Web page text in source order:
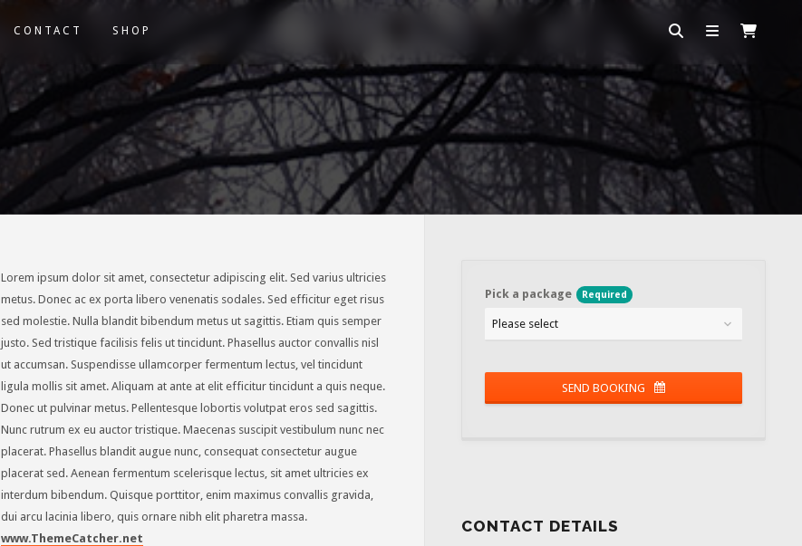
CONTACT SHOP
Lorem ipsum dolor sit amet, consectetur adipiscing elit. Sed varius ultricies
metus. Donec ac ex porta libero venenatis sodales. Sed efficitur eget risus
sed molestie. Nulla blandit bibendum metus ut sagittis. Etiam quis semper
justo. Sed tristique facilisis felis ut tincidunt. Phasellus auctor convallis nisl
ut accumsan. Suspendisse ullamcorper fermentum lectus, vel tincidunt
ligula mollis sit amet. Aliquam at ante at elit efficitur tincidunt a quis neque.
Donec ut pulvinar metus. Pellentesque lobortis volutpat eros sed sagittis.
Nunc rutrum ex eu auctor tristique. Maecenas suscipit vestibulum nunc nec
placerat. Phasellus blandit augue nunc, consequat consectetur augue
placerat sed. Aenean fermentum scelerisque lectus, sit amet ultricies ex
interdum bibendum. Quisque porttitor, enim maximus convallis gravida,
dui arcu lacinia libero, quis ornare nibh elit pharetra massa.
www.ThemeCatcher.net
Pick a package Required
Please select
SEND BOOKING
CONTACT DETAILS